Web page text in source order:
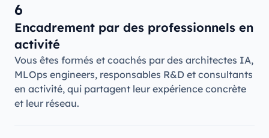
6
Encadrement par des professionnels en
activité
Vous êtes formés et coachés par des architectes IA,
MLOps engineers, responsables R&D et consultants
en activité, qui partagent leur expérience concrète
et leur réseau.